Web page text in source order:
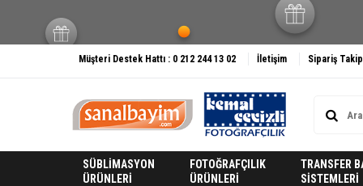
Müşteri Destek Hattı : 0 212 244 13 02 İletişim Sipariş Takip
SÜBLİMASYON
ÜRÜNLERİ
FOTOĞRAFÇILIK
ÜRÜNLERİ
TRANSFER
SİSTEMLERİ